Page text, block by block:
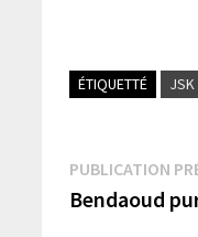
ÉTIQUETTÉ JSK
de
PUBLICATION
Bendaoud